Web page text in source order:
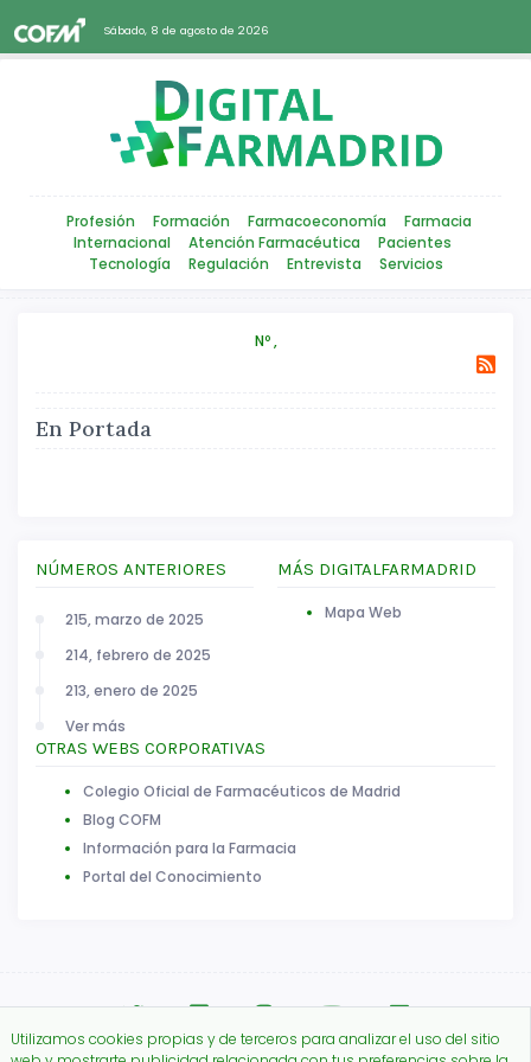
Sábado, 8 de agosto de 2026
Profesión Formación Farmacoeconomía
Farmacia
Internacional
Atención Farmacéutica
Pacientes
Tecnología
Regulación Entrevista Servicios
Nº ,
En Portada
NÚMEROS ANTERIORES
215, marzo de 2025
214, febrero de 2025
213, enero de 2025
Ver más
MÁS DIGITALFARMADRID
Mapa Web
OTRAS WEBS CORPORATIVAS
Colegio Oficial de Farmacéuticos de Madrid
Blog COFM
Información para la Farmacia
Portal del Conocimiento
Utilizamos cookies propias y de terceros para analizar el uso del sitio